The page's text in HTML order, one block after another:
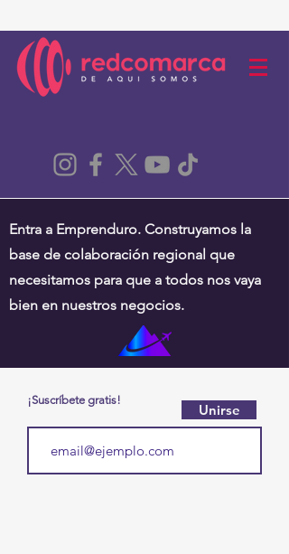
Entra a Emprenduro. Construyamos la
base de colaboración regional que
necesitamos para que a todos nos vaya
bien en nuestros negocios.
¡Suscríbete gratis!
Unirse